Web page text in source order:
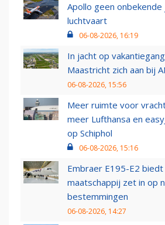
Apollo geen onbekende
luchtvaart
06-08-2026, 16:19
In jacht op
Maastricht zich aan bij
06-08-2026, 15:56
Meer ruimte voor
meer Lufthansa en
op Schiphol
06-08-2026, 15:16
Embraer E195-E2 biedt
maatschappij zet in op
bestemmingen
06-08-2026, 14:27